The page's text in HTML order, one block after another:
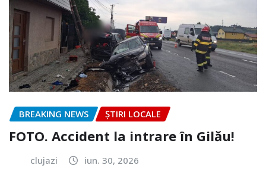
BREAKING NEWS ȘTIRI LOCALE
FOTO. Accident la intrare în Gilău!
clujazi iun. 30, 2026